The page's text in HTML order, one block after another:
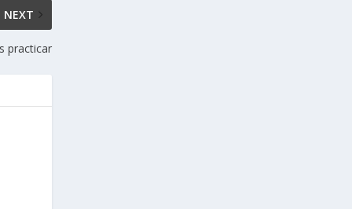
NEXT
practicar